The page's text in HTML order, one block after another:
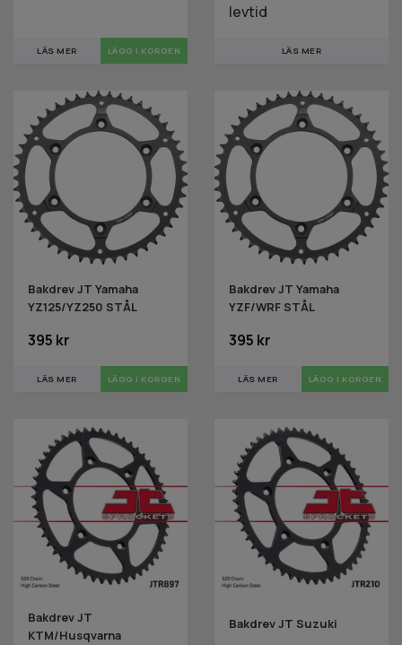
LÄS MER LÄGG I KORGEN
levtid
LÄS MER
Bakdrev JT Yamaha
YZ125/YZ250 STÅL
395 kr
LÄS MER LÄGG I KORGEN
Bakdrev JT Yamaha
YZF/WRF STÅL
395 kr
LÄS MER LÄGG I KORGEN
Bakdrev JT
KTM/Husqvarna
Bakdrev JT Suzuki